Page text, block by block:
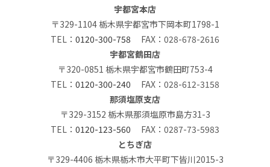
宇都宮本店
〒329-1104 栃木県宇都宮市下岡本町1798-1
TEL： 0120-300-758 FAX：028-678-2616
宇都宮鶴田店
〒320-0851 栃木県宇都宮市鶴田町753-4
TEL： 0120-300-240 FAX：028-612-3158
那須塩原支店
〒329-3152 栃木県那須塩原市島方31-3
TEL： 0120-123-560 FAX：0287-73-5983
とちぎ店
〒329-4406 栃木県栃木市大平町下皆川2015-3